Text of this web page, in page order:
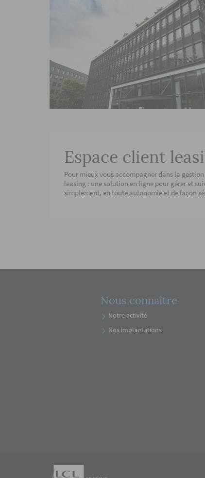
Espace client
Pour mieux vous accompagner dans la
leasing : une solution en ligne pour gérer et
simplement, en toute autonomie et de façon
Nous connaître
Notre activité
Nos implantations